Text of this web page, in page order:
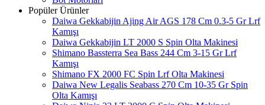
Popüler Ürünler
Daiwa Gekkabijin Ajing Air AGS 178 Cm 0.3-5 Gr Lrf
Kamışı
Daiwa Gekkabijin LT 2000 S Spin Olta Makinesi
Shimano Bassterra Sea Bass 244 Cm 3-15 Gr Lrf
Kamışı
Shimano FX 2000 FC Spin Lrf Olta Makinesi
Daiwa New Legalis Seabass 270 Cm 10-35 Gr Spin
Olta Kamışı